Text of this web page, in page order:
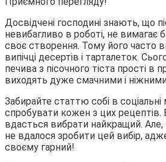
Досвідчені господині знають, що
невибагливо в роботі, не вимагає
своє створення. Тому його часто
випічці десертів і тарталеток.
печива з пісочного тіста прості в
виходять дуже смачними і
Забирайте статтю собі в
спробувати кожен з цих
вдасться вибрати найкращий. Але,
не вдалося зробити цей вибір,
своєму гарний!